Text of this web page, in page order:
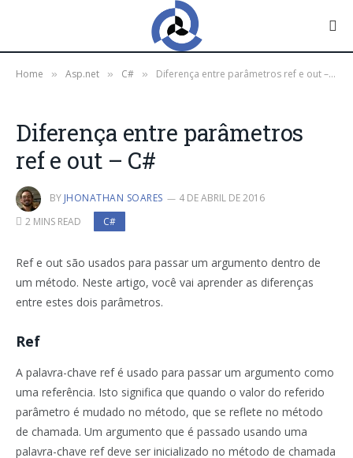
Home » Asp.net » C# » Diferença entre parâmetros ref e out – C#
Diferença entre parâmetros
ref e out – C#
BY JHONATHAN SOARES
4 DE ABRIL DE 2016
2 MINS READ
C#
Ref e out são usados para passar um argumento dentro de
um método. Neste artigo, você vai aprender as diferenças
entre estes dois parâmetros.
Ref
A palavra-chave ref é usado para passar um argumento como
uma referência. Isto significa que quando o valor do referido
parâmetro é mudado no método, que se reflete no método
de chamada. Um argumento que é passado usando uma
palavra-chave ref deve ser inicializado no método de chamada